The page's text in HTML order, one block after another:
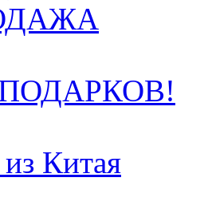
Китая